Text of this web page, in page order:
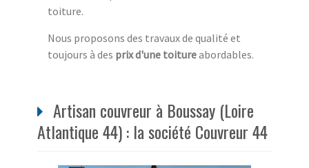
toiture.
Nous proposons des travaux de qualité et
toujours à des prix d'une toitureabordables.
Artisan couvreur à Boussay (Loire
Atlantique 44) : la société Couvreur 44